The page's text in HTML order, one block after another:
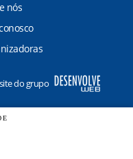
nós
do grupo